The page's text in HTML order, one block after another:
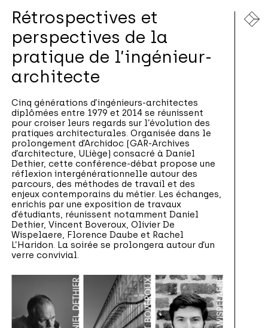
Rétrospectives et
perspectives de la
pratique de l’ingénieur-
architecte
Cinq générations d’ingénieurs-architectes
diplômées entre 1979 et 2014 se réunissent
pour croiser leurs regards sur l’évolution des
pratiques architecturales. Organisée dans le
prolongement d’Archidoc (GAR-Archives
d’architecture, ULiège) consacré à Daniel
Dethier, cette conférence-débat propose une
réflexion intergénérationnelle autour des
parcours, des méthodes de travail et des
enjeux contemporains du métier. Les échanges,
enrichis par une exposition de travaux
d’étudiants, réunissent notamment Daniel
Dethier, Vincent Boveroux, Olivier De
Wispelaere, Florence Daube et Rachel
L’Haridon. La soirée se prolongera autour d’un
verre convivial.